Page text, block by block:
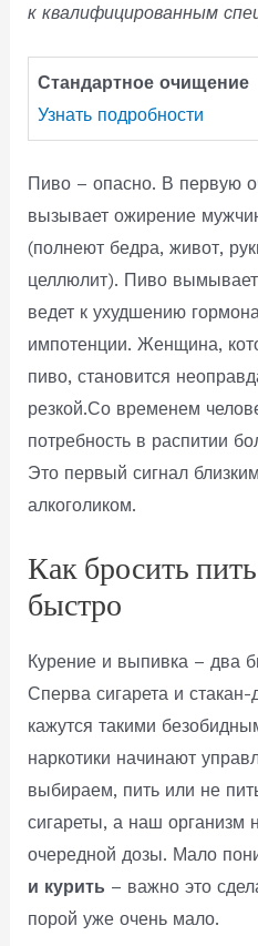
к квалифицированным
Стандартное очищение
Узнать подробности
Пиво – опасно. В первую
вызывает ожирение
(полнеют бедра, живот,
целлюлит). Пиво вымывает
ведет к ухудшению
импотенции. Женщина,
пиво, становится
резкой.Со временем
потребность в распитии
Это первый сигнал
алкоголиком.
Как бросить
быстро
Курение и выпивка – два
Сперва сигарета и
кажутся такими
наркотики начинают
выбираем, пить или не
сигареты, а наш организм
очередной дозы. Мало
и курить – важно это
порой уже очень мало.